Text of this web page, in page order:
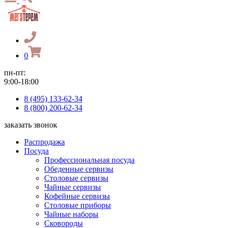
0
пн-пт:
9:00-18:00
8 (495) 133-62-34
8 (800) 200-62-34
заказать звонок
Распродажа
Посуда
Профессиональная посуда
Обеденные сервизы
Столовые сервизы
Чайные сервизы
Кофейные сервизы
Столовые приборы
Чайные наборы
Сковороды